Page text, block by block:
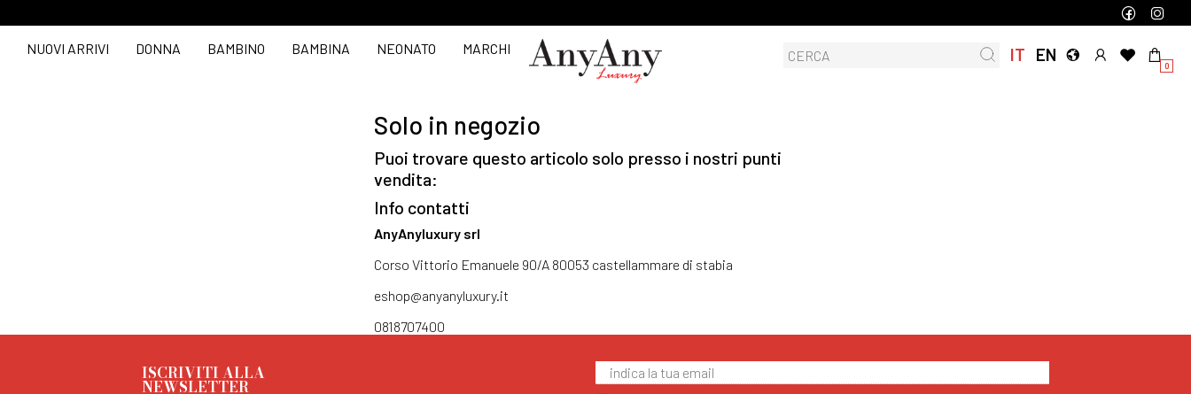
IT EN
0
NUOVI ARRIVI DONNA BAMBINO BAMBINA NEONATO MARCHI
Solo in negozio
Puoi trovare questo articolo solo presso i nostri punti
vendita:
Info contatti
AnyAnyluxury srl
Corso Vittorio Emanuele 90/A 80053 castellammare di stabia
eshop@anyanyluxury.it
0818707400
ISCRIVITI ALLA
NEWSLETTER